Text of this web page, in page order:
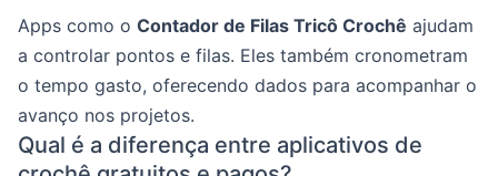
Apps como o Contador de Filas Tricô Crochê ajudam
a controlar pontos e filas. Eles também cronometram
o tempo gasto, oferecendo dados para acompanhar o
avanço nos projetos.
Qual é a diferença entre aplicativos de